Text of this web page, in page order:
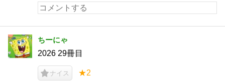
ちーにゃ
2026 29冊目
ナイス ★2